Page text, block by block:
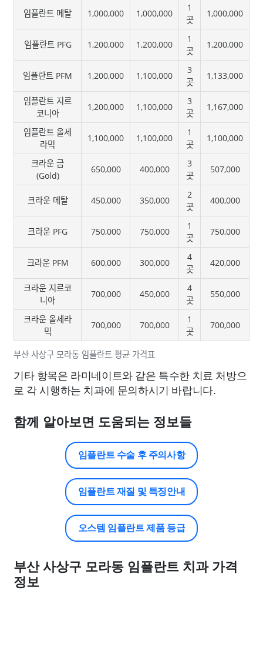
부산 사상구 모라동 임플란트 평균 가격표
임플란트 메탈 1,000,000 1,000,000
1
곳
1,000,000
임플란트 PFG 1,200,000 1,200,000
1
곳
1,200,000
임플란트 PFM 1,200,000 1,100,000
3
곳
1,133,000
임플란트 지르
코니아
1,200,000 1,100,000
3
곳
1,167,000
임플란트 올세
라믹
1,100,000 1,100,000
1
곳
1,100,000
크라운 금
(Gold)
650,000 400,000
3
곳
507,000
크라운 메탈 450,000 350,000
2
곳
400,000
크라운 PFG 750,000 750,000
1
곳
750,000
크라운 PFM 600,000 300,000
4
곳
420,000
크라운 지르코
니아
700,000 450,000
4
곳
550,000
크라운 올세라
믹
700,000 700,000
1
곳
700,000
기타 항목은 라미네이트와 같은 특수한 치료 처방으
로 각 시행하는 치과에 문의하시기 바랍니다.
함께 알아보면 도움되는 정보들
임플란트 수술 후 주의사항
임플란트 재질 및 특징안내
오스템 임플란트 제품 등급
부산 사상구 모라동 임플란트 치과 가격
정보